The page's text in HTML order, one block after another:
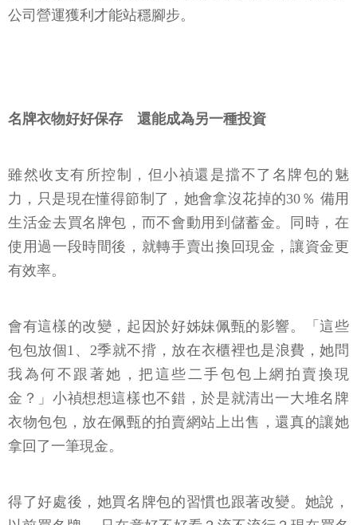
公司營運獲利才能站穩腳步。
名牌衣物好好保存 還能成為另一種投資
雖然收支有所控制，但小禎還是擋不了名牌包的魅
力，只是現在懂得節制了，她會拿沒花掉的30％ 備用
生活金去買名牌包，而不會動用到儲蓄金。同時，在
使用過一段時間後，就轉手賣出換回現金，讓資金更
有效率。
會有這樣的改變，起因於好姊妹佩甄的影響。「這些
包包放個1、2季就不揹，放在衣櫃裡也是浪費，她問
我為何不跟著她，把這些二手包包上網拍賣換現
金？」小禎想想這樣也不錯，於是就清出一大堆名牌
衣物包包，放在佩甄的拍賣網站上出售，還真的讓她
拿回了一筆現金。
得了好處後，她買名牌包的習慣也跟著改變。她說，